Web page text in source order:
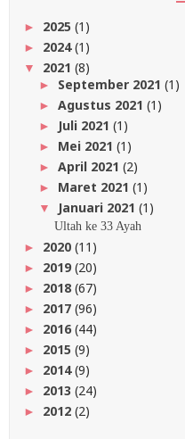
► 2025 (1)
► 2024(1)
▼ 2021 (8)
► September 2021 (1)
► Agustus 2021 (1)
► Juli 2021 (1)
► Mei 2021 (1)
► April 2021 (2)
► Maret 2021 (1)
▼ Januari 2021 (1)
Ultah ke 33 Ayah
► 2020 (11)
► 2019(20)
► 2018 (67)
► 2017 (96)
► 2016(44)
► 2015 (9)
► 2014(9)
► 2013 (24)
► 2012 (2)